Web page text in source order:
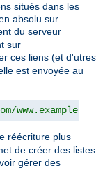
situés dans les
absolu sur
du serveur
sur
ces liens (et d'utres
est envoyée au
réécriture plus
de créer des listes
gérer des